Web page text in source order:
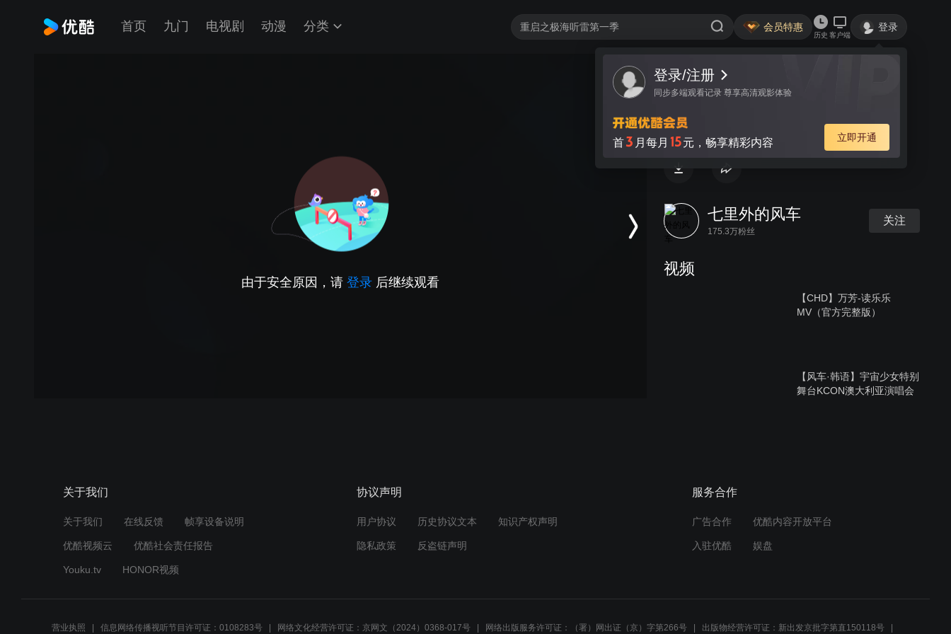
首页 九门 电视剧 动漫 分类 会员特惠
历史 客户端
登录
登录/注册
同步多端观看记录 尊享高清观影体验
首3 月每月 15元，畅享精彩内容 立即开通
由于安全原因，请 登录 后继续观看
视频 讨论
上上下下
七里外的风车
175.3万粉丝
关注
视频
【CHD】万芳-读乐乐
MV（官方完整版）
【风车·韩语】宇宙少女特别
舞台KCON澳大利亚演唱会
关于我们
关于我们 在线反馈 帧享设备说明
优酷视频云 优酷社会责任报告
Youku.tv HONOR视频
协议声明
用户协议 历史协议文本 知识产权声明
隐私政策 反盗链声明
服务合作
广告合作 优酷内容开放平台
入驻优酷 娱盘
营业执照 信息网络传播视听节目许可证：0108283号 网络文化经营许可证：京网文（2024）0368-017号 网络出版服务许可证：（署）网出证（京）字第266号 出版物经营许可证：新出发京批字第直150118号